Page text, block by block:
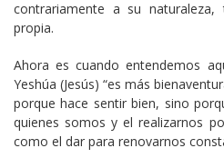
contrariamente a su
propia.
Ahora es cuando entendemos
Yeshúa (Jesús) “es más
porque hace sentir bien, sino
quienes somos y el realizarnos
como el dar para renovarnos